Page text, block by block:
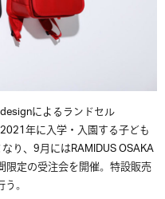
によるランドセル
年に入学・入園する子ども
り、9月にはRAMIDUS OSAKA
限定の受注会を開催。特設販売
。